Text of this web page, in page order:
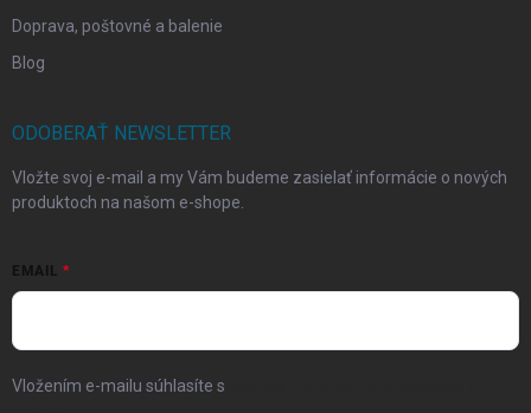
Doprava, poštovné a balenie
Blog
ODOBERAŤ NEWSLETTER
Vložte svoj e-mail a my Vám budeme zasielať informácie o nových
produktoch na našom e-shope.
EMAIL
Vložením e-mailu súhlasíte s